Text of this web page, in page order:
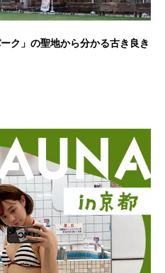
ク」の聖地から分かる古き良き